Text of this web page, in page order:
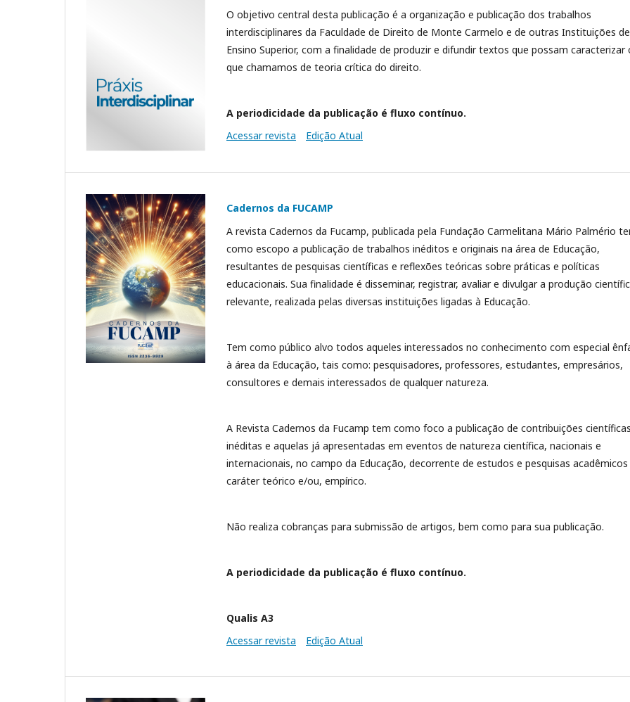
O objetivo central desta publicação é a organização e publicação dos trabalhos
interdisciplinares da Faculdade de Direito de Monte Carmelo e de outras Instituições de
Ensino Superior, com a finalidade de produzir e difundir textos que possam caracterizar
que chamamos de teoria crítica do direito.
A periodicidade da publicação é fluxo contínuo.
Acessar revista
Edição Atual
Cadernos da FUCAMP
A revista Cadernos da Fucamp, publicada pela Fundação Carmelitana Mário Palmério
como escopo a publicação de trabalhos inéditos e originais na área de Educação,
resultantes de pesquisas científicas e reflexões teóricas sobre práticas e políticas
educacionais. Sua finalidade é disseminar, registrar, avaliar e divulgar a produção
relevante, realizada pelas diversas instituições ligadas à Educação.
Tem como público alvo todos aqueles interessados no conhecimento com especial
à área da Educação, tais como: pesquisadores, professores, estudantes, empresários,
consultores e demais interessados de qualquer natureza.
A Revista Cadernos da Fucamp tem como foco a publicação de contribuições científicas
inéditas e aquelas já apresentadas em eventos de natureza científica, nacionais e
internacionais, no campo da Educação, decorrente de estudos e pesquisas acadêmicos
caráter teórico e/ou, empírico.
Não realiza cobranças para submissão de artigos, bem como para sua publicação.
A periodicidade da publicação é fluxo contínuo.
Qualis A3
Acessar revista
Edição Atual